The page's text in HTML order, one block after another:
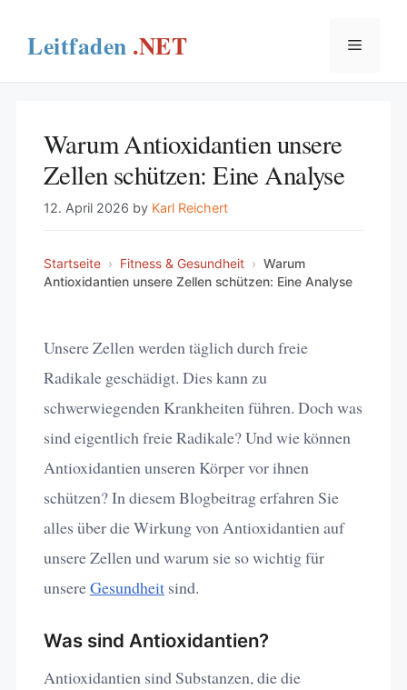
content
Menu
Warum Antioxidantien unsere
Zellen schützen: Eine Analyse
12. April 2026 by Karl Reichert
Startseite › Fitness & Gesundheit › Warum
Antioxidantien unsere Zellen schützen: Eine Analyse
Unsere Zellen werden täglich durch freie
Radikale geschädigt. Dies kann zu
schwerwiegenden Krankheiten führen. Doch was
sind eigentlich freie Radikale? Und wie können
Antioxidantien unseren Körper vor ihnen
schützen? In diesem Blogbeitrag erfahren Sie
alles über die Wirkung von Antioxidantien auf
unsere Zellen und warum sie so wichtig für
unsereGesundheitsind.
Was sind Antioxidantien?
Antioxidantien sind Substanzen, die die